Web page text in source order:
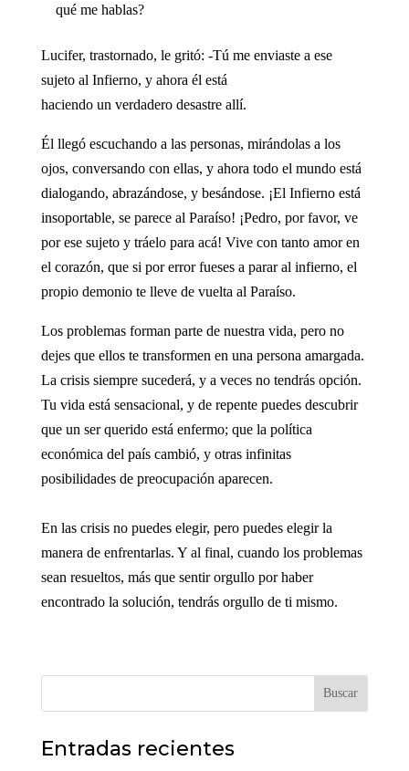
qué me hablas?
Lucifer, trastornado, le gritó: -Tú me enviaste a ese
sujeto al Infierno, y ahora él está
haciendo un verdadero desastre allí.
Él llegó escuchando a las personas, mirándolas a los
ojos, conversando con ellas, y ahora todo el mundo está
dialogando, abrazándose, y besándose. ¡El Infierno está
insoportable, se parece al Paraíso! ¡Pedro, por favor, ve
por ese sujeto y tráelo para acá! Vive con tanto amor en
el corazón, que si por error fueses a parar al infierno, el
propio demonio te lleve de vuelta al Paraíso.
Los problemas forman parte de nuestra vida, pero no
dejes que ellos te transformen en una persona amargada.
La crisis siempre sucederá, y a veces no tendrás opción.
Tu vida está sensacional, y de repente puedes descubrir
que un ser querido está enfermo; que la política
económica del país cambió, y otras infinitas
posibilidades de preocupación aparecen.
En las crisis no puedes elegir, pero puedes elegir la
manera de enfrentarlas. Y al final, cuando los problemas
sean resueltos, más que sentir orgullo por haber
encontrado la solución, tendrás orgullo de ti mismo.
Buscar
Entradas recientes